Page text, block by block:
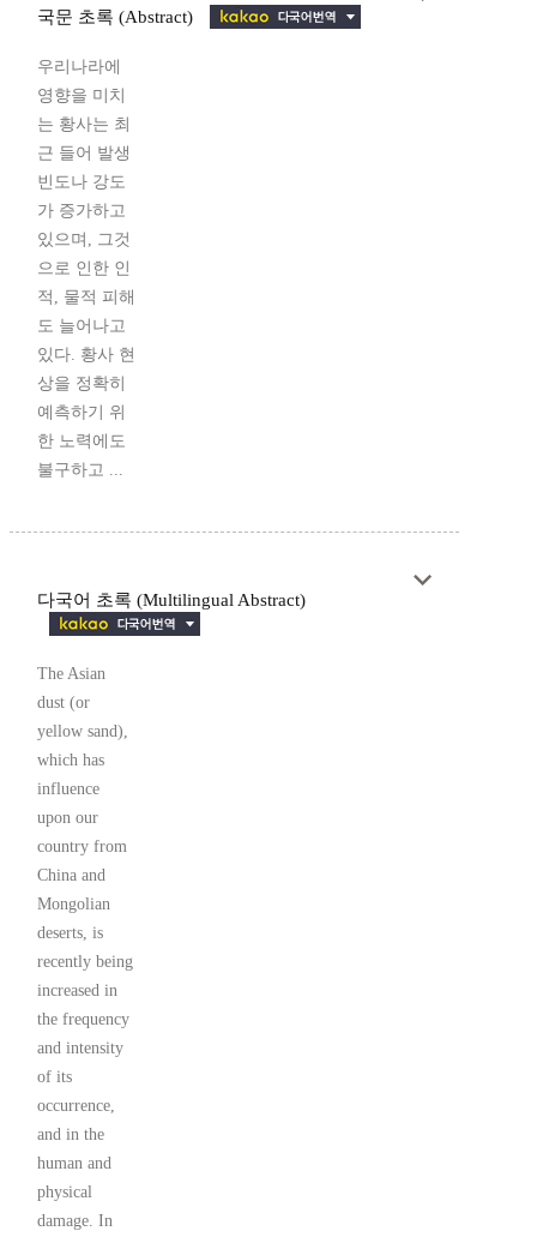
국문 초록 (Abstract)
우리나라에
영향을 미치
는 황사는 최
근 들어 발생
빈도나 강도
가 증가하고
있으며, 그것
으로 인한 인
적, 물적 피해
도 늘어나고
있다. 황사 현
상을 정확히
예측하기 위
한 노력에도
불구하고 ...
다국어 초록 (Multilingual Abstract)
The Asian
dust (or
yellow sand),
which has
influence
upon our
country from
China and
Mongolian
deserts, is
recently being
increased in
the frequency
and intensity
of its
occurrence,
and in the
human and
physical
damage. In